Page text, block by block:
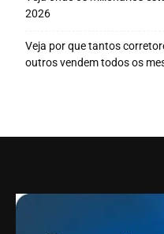
2026
Veja por que tantos
outros vendem todos os